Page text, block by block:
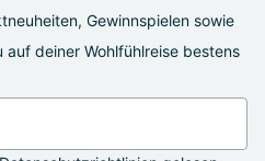
Gewinnspielen sowie
deiner Wohlfühlreise bestens